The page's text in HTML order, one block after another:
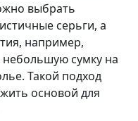
выбрать
серьги, а
например,
сумку на
Такой подход
основой для